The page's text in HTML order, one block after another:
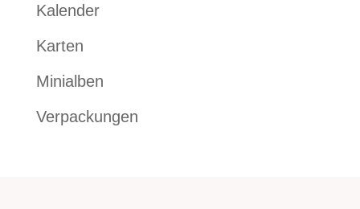
Kalender
Karten
Minialben
Verpackungen